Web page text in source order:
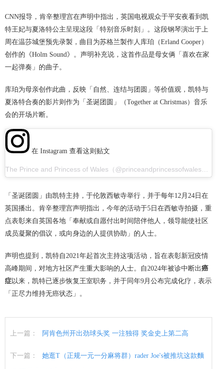
CNN报导，肯辛整理宫在声明中指出，英国电视观众于平安夜看到凯
特王妃与夏洛特公主呈现这段「特别音乐时刻」。这段钢琴演出于上
周在温莎城堡预先录製，曲目为苏格兰製作人库珀（Erland Cooper）
创作的《Holm Sound》。声明补充说，这首作品是母女俩「喜欢在家
一起弹奏」的曲子。
库珀为母亲创作此曲，反映「自然、连结与团圆」等价值观，凯特与
夏洛特合奏的影片则作为「圣诞团圆」（Together at Christmas）音乐
会的开场片断。
在 Instagram 查看这则贴文
「圣诞团圆」由凯特主持，于伦敦西敏寺举行，并于每年12月24日在
英国播出。肯辛整理宫声明指出，今年的活动于5日在西敏寺拍摄，重
点表彰来自英国各地「奉献或自愿付出时间陪伴他人，领导能使社区
成员凝聚的倡议，或向身边的人提供协助」的人士。
声明也提到，凯特自2021年起首次主持这项活动，旨在表彰新冠疫情
高峰期间，对地方社区产生重大影响的人士。自2024年被诊中断出癌
症以来，凯特已逐步恢复王室职务，并于同年9月公布完成化疗，表示
「正尽力维持无癌状态」。
上一篇： 阿肯色州开出劲球头奖 一注独得 奖金史上第二高
下一篇： 她逛T（正规一元一分麻将群）rader Joe's被推坑这款麵